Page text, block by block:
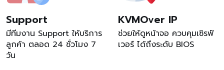
Support
มีทีมงาน Support ให้บริการ
ลูกค้า ตลอด 24 ชั่วโมง 7
วัน
KVMOver IP
ช่วยให้ดูหน้าจอ ควบคุมเซิรฟ์
เวอร์ ได้ถึงระดับ BIOS